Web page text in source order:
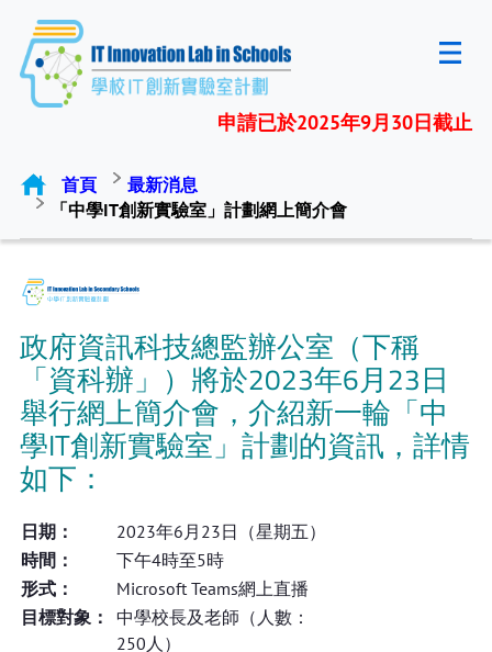
申請已於2025年9月30日截止
首頁
最新消息
「中學IT創新實驗室」計劃網上簡介會
政府資訊科技總監辦公室（下稱
「資科辦」）將於2023年6月23日
舉行網上簡介會，介紹新一輪「中
學IT創新實驗室」計劃的資訊，詳情
如下：
日期：
2023年6月23日（星期五）
時間：
下午4時至5時
形式：
Microsoft Teams網上直播
目標對象：
中學校長及老師（人數：
250人）